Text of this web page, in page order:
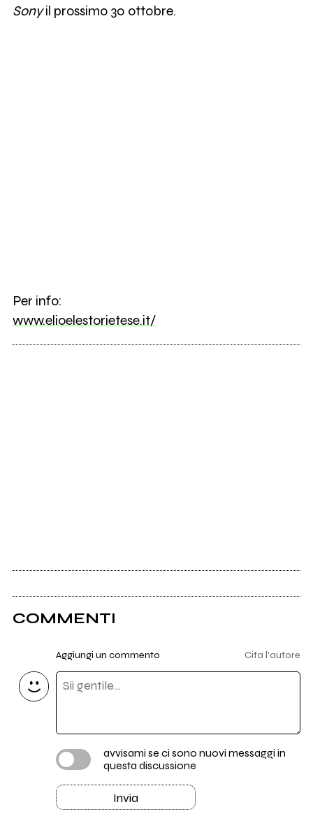
Sonyil prossimo 30 ottobre.
Per info:
www.elioelestorietese.it/
COMMENTI
Aggiungi un commento Cita l'autore
avvisami se ci sono nuovi messaggi in
questa discussione
Invia